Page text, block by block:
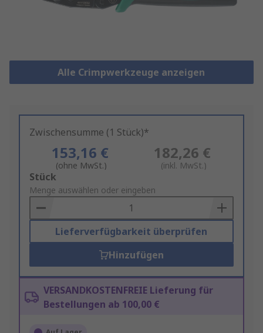
Alle Crimpwerkzeuge anzeigen
Zwischensumme (1 Stück)*
153,16 €
(ohne MwSt.)
182,26 €
(inkl. MwSt.)
Add
to
Basket
Stück
Menge auswählen oder eingeben
Lieferverfügbarkeit überprüfen
Hinzufügen
VERSANDKOSTENFREIE Lieferung für
Bestellungen ab 100,00 €